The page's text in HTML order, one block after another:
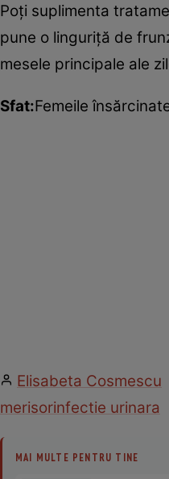
Poţi suplimenta
pune o linguriţă de
mesele principale ale
Sfat:Femeile
Elisabeta Cosmescu
merisorinfectie urinara
MAI MULTE PENTRU TINE